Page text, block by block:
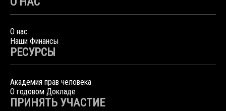
О нас
Наши Финансы
РЕСУРСЫ
Академия прав человека
О годовом Докладе
ПРИНЯТЬ УЧАСТИЕ